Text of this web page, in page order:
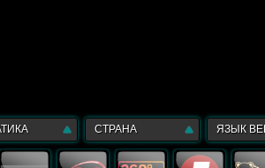
СТРАНА ЯЗЫК